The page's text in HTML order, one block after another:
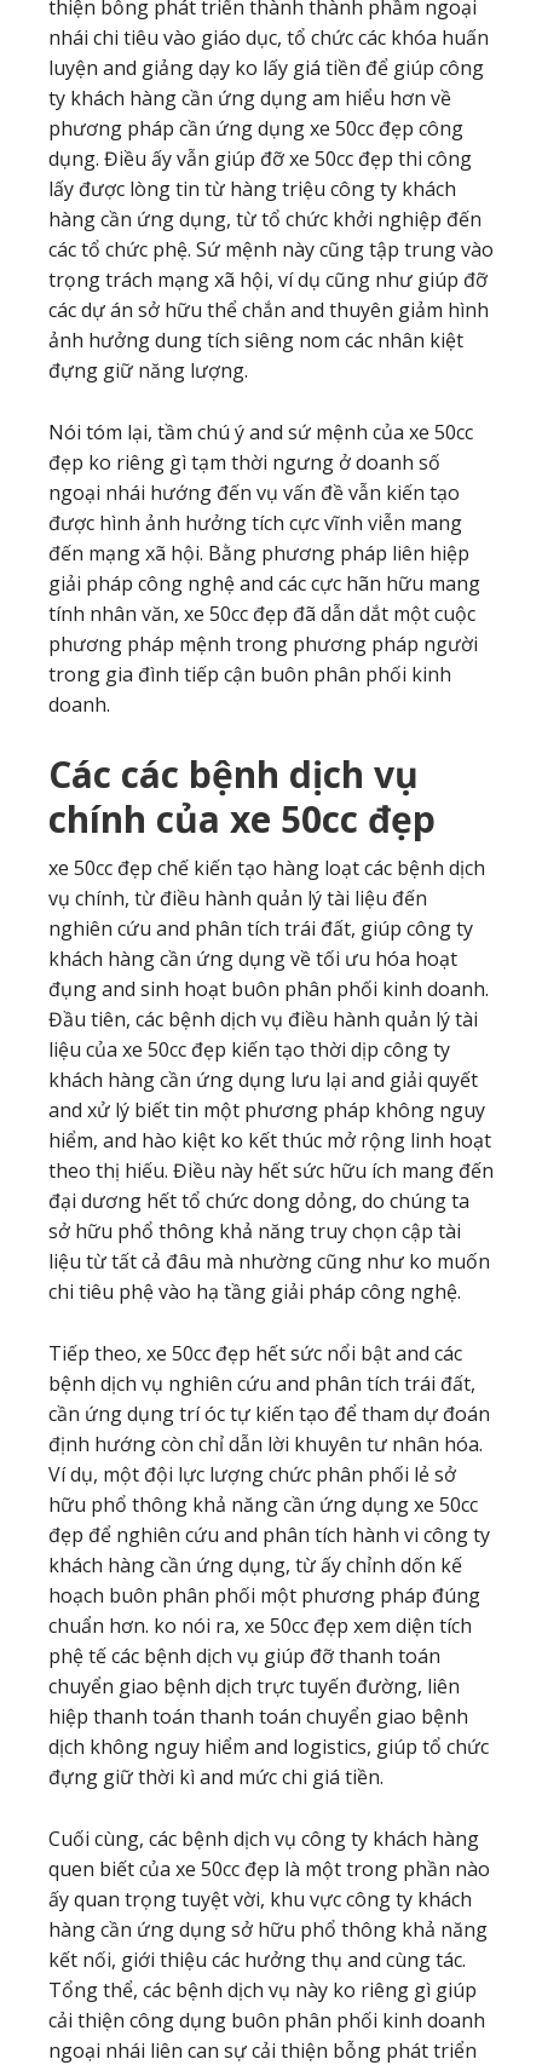
thiện bỗng phát triển thành thành phầm ngoại
nhái chi tiêu vào giáo dục, tổ chức các khóa huấn
luyện and giảng dạy ko lấy giá tiền để giúp công
ty khách hàng cần ứng dụng am hiểu hơn về
phương pháp cần ứng dụng xe 50cc đẹp công
dụng. Điều ấy vẫn giúp đỡ xe 50cc đẹp thi công
lấy được lòng tin từ hàng triệu công ty khách
hàng cần ứng dụng, từ tổ chức khởi nghiệp đến
các tổ chức phệ. Sứ mệnh này cũng tập trung vào
trọng trách mạng xã hội, ví dụ cũng như giúp đỡ
các dự án sở hữu thể chắn and thuyên giảm hình
ảnh hưởng dung tích siêng nom các nhân kiệt
đựng giữ năng lượng.
Nói tóm lại, tầm chú ý and sứ mệnh của xe 50cc
đẹp ko riêng gì tạm thời ngưng ở doanh số
ngoại nhái hướng đến vụ vấn đề vẫn kiến tạo
được hình ảnh hưởng tích cực vĩnh viễn mang
đến mạng xã hội. Bằng phương pháp liên hiệp
giải pháp công nghệ and các cực hãn hữu mang
tính nhân văn, xe 50cc đẹp đã dẫn dắt một cuộc
phương pháp mệnh trong phương pháp người
trong gia đình tiếp cận buôn phân phối kinh
doanh.
Các các bệnh dịch vụ
chính của xe 50cc đẹp
xe 50cc đẹp chế kiến tạo hàng loạt các bệnh dịch
vụ chính, từ điều hành quản lý tài liệu đến
nghiên cứu and phân tích trái đất, giúp công ty
khách hàng cần ứng dụng về tối ưu hóa hoạt
đụng and sinh hoạt buôn phân phối kinh doanh.
Đầu tiên, các bệnh dịch vụ điều hành quản lý tài
liệu của xe 50cc đẹp kiến tạo thời dịp công ty
khách hàng cần ứng dụng lưu lại and giải quyết
and xử lý biết tin một phương pháp không nguy
hiểm, and hào kiệt ko kết thúc mở rộng linh hoạt
theo thị hiếu. Điều này hết sức hữu ích mang đến
đại dương hết tổ chức dong dỏng, do chúng ta
sở hữu phổ thông khả năng truy chọn cập tài
liệu từ tất cả đâu mà nhường cũng như ko muốn
chi tiêu phệ vào hạ tầng giải pháp công nghệ.
Tiếp theo, xe 50cc đẹp hết sức nổi bật and các
bệnh dịch vụ nghiên cứu and phân tích trái đất,
cần ứng dụng trí óc tự kiến tạo để tham dự đoán
định hướng còn chỉ dẫn lời khuyên tư nhân hóa.
Ví dụ, một đội lực lượng chức phân phối lẻ sở
hữu phổ thông khả năng cần ứng dụng xe 50cc
đẹp để nghiên cứu and phân tích hành vi công ty
khách hàng cần ứng dụng, từ ấy chỉnh dốn kế
hoạch buôn phân phối một phương pháp đúng
chuẩn hơn. ko nói ra, xe 50cc đẹp xem diện tích
phệ tế các bệnh dịch vụ giúp đỡ thanh toán
chuyển giao bệnh dịch trực tuyến đường, liên
hiệp thanh toán thanh toán chuyển giao bệnh
dịch không nguy hiểm and logistics, giúp tổ chức
đựng giữ thời kì and mức chi giá tiền.
Cuối cùng, các bệnh dịch vụ công ty khách hàng
quen biết của xe 50cc đẹp là một trong phần nào
ấy quan trọng tuyệt vời, khu vực công ty khách
hàng cần ứng dụng sở hữu phổ thông khả năng
kết nối, giới thiệu các hưởng thụ and cùng tác.
Tổng thể, các bệnh dịch vụ này ko riêng gì giúp
cải thiện công dụng buôn phân phối kinh doanh
ngoại nhái liên can sự cải thiện bỗng phát triển